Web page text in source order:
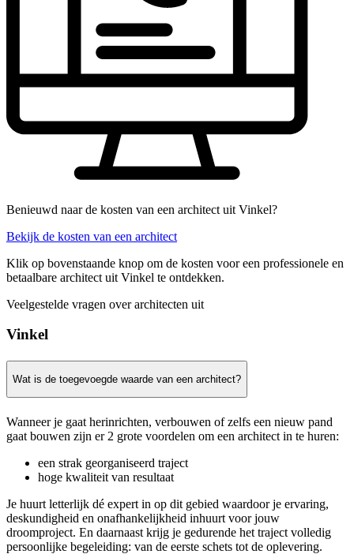
Benieuwd naar de kosten van een architect uit Vinkel?
Bekijk de kosten van een architect
Klik op bovenstaande knop om de kosten voor een professionele en
betaalbare architect uit Vinkel te ontdekken.
Veelgestelde vragen over architecten uit
Vinkel
Wat is de toegevoegde waarde van een architect?
Wanneer je gaat herinrichten, verbouwen of zelfs een nieuw pand
gaat bouwen zijn er 2 grote voordelen om een architect in te huren:
een strak georganiseerd traject
hoge kwaliteit van resultaat
Je huurt letterlijk dé expert in op dit gebied waardoor je ervaring,
deskundigheid en onafhankelijkheid inhuurt voor jouw
droomproject. En daarnaast krijg je gedurende het traject volledig
persoonlijke begeleiding: van de eerste schets tot de oplevering.